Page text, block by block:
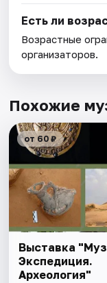
Есть ли
Возрастные
организаторов.
Похожие
от 60 ₽
Выставка
Экспедиция.
Археология"